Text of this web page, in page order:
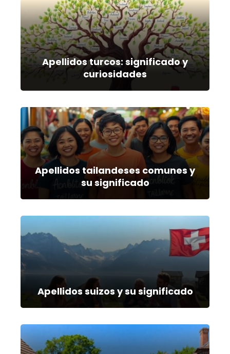
Apellidos turcos: significado y
curiosidades
Apellidos tailandeses comunes y
su significado
Apellidos suizos y su significado